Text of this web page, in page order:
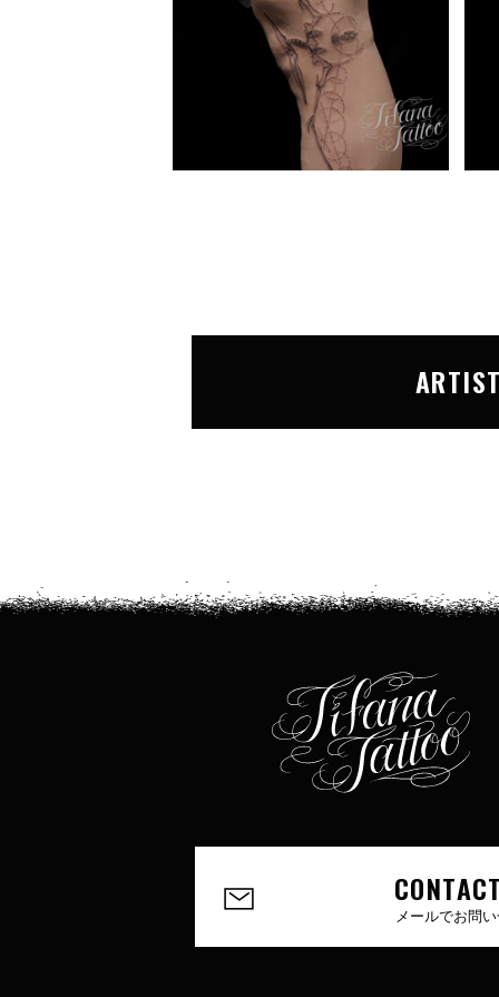
メールでお問